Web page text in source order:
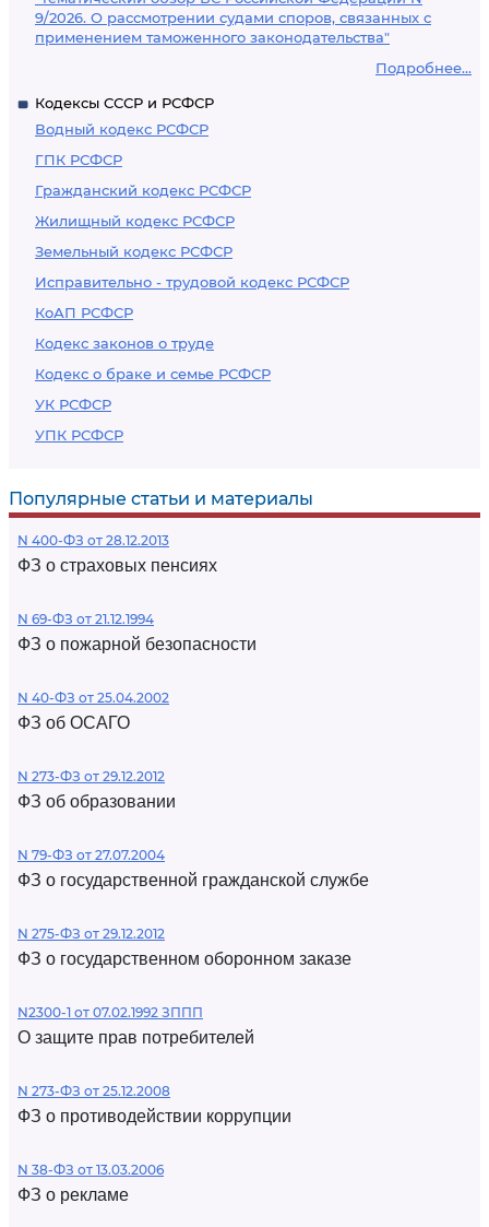
9/2026. О рассмотрении судами споров, связанных с
применением таможенного законодательства"
Подробнее...
Кодексы СССР и РСФСР
Водный кодекс РСФСР
ГПК РСФСР
Гражданский кодекс РСФСР
Жилищный кодекс РСФСР
Земельный кодекс РСФСР
Исправительно - трудовой кодекс РСФСР
КоАП РСФСР
Кодекс законов о труде
Кодекс о браке и семье РСФСР
УК РСФСР
УПК РСФСР
Популярные статьи и материалы
N 400-ФЗ от 28.12.2013
ФЗ о страховых пенсиях
N 69-ФЗ от 21.12.1994
ФЗ о пожарной безопасности
N 40-ФЗ от 25.04.2002
ФЗ об ОСАГО
N 273-ФЗ от 29.12.2012
ФЗ об образовании
N 79-ФЗ от 27.07.2004
ФЗ о государственной гражданской службе
N 275-ФЗ от 29.12.2012
ФЗ о государственном оборонном заказе
N2300-1 от 07.02.1992 ЗППП
О защите прав потребителей
N 273-ФЗ от 25.12.2008
ФЗ о противодействии коррупции
N 38-ФЗ от 13.03.2006
ФЗ о рекламе